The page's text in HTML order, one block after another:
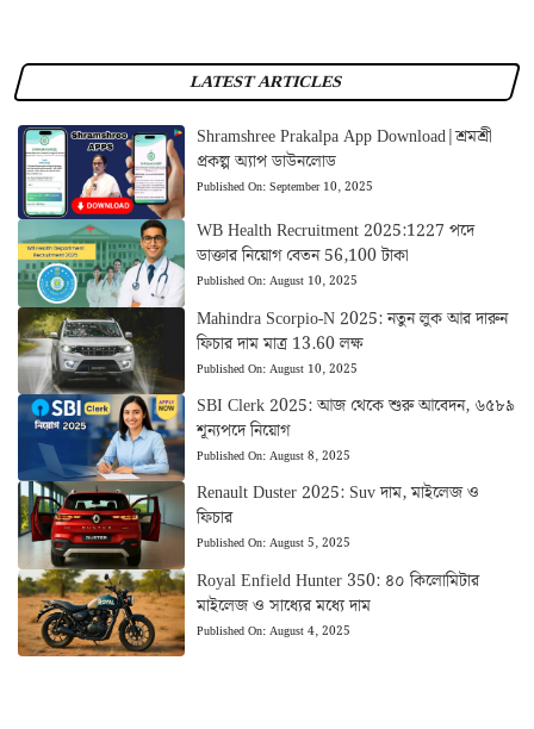
LATEST ARTICLES
Shramshree Prakalpa App Download|শ্রমশ্রী
প্রকল্প অ্যাপ ডাউনলোড
Published On:September 10, 2025
WB Health Recruitment 2025:1227 পদে
ডাক্তার নিয়োগ বেতন 56,100 টাকা
Published On:August 10, 2025
Mahindra Scorpio-N 2025: নতুন লুক আর দারুন
ফিচার দাম মাত্র 13.60 লক্ষ
Published On:August 10, 2025
SBI Clerk 2025: আজ থেকে শুরু আবেদন, ৬৫৮৯
শূন্যপদে নিয়োগ
Published On:August 8, 2025
Renault Duster 2025: Suv দাম, মাইলেজ ও
ফিচার
Published On:August 5, 2025
Royal Enfield Hunter 350: ৪০ কিলোমিটার
মাইলেজ ও সাধ্যের মধ্যে দাম
Published On:August 4, 2025